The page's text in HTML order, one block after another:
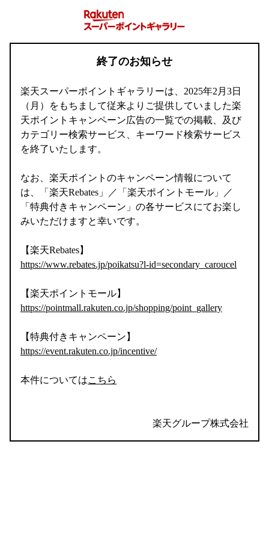
終了のお知らせ
楽天スーパーポイントギャラリーは、2025年2月3日
（月）をもちまして従来よりご提供していました楽
天ポイントキャンペーン広告の一覧での掲載、及び
カテゴリー検索サービス、キーワード検索サービス
を終了いたします。
なお、楽天ポイントのキャンペーン情報について
は、「楽天Rebates」／「楽天ポイントモール」／
「特典付きキャンペーン」の各サービスにてお楽し
みいただけますと幸いです。
【楽天Rebates】
https://www.rebates.jp/poikatsu?l-id=secondary_caroucel
【楽天ポイントモール】
https://pointmall.rakuten.co.jp/shopping/point_gallery
【特典付きキャンペーン】
https://event.rakuten.co.jp/incentive/
本件についてはこちら
楽天グループ株式会社